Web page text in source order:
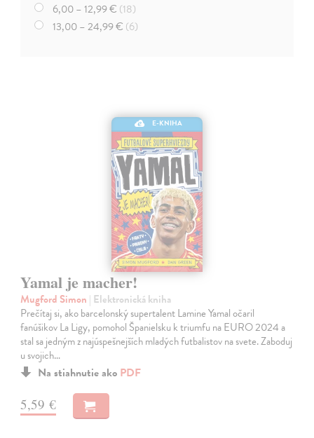
6,00 – 12,99 € (18)
13,00 – 24,99 € (6)
E-KNIHA
Yamal je macher!
Mugford Simon | Elektronická kniha
Prečítaj si, ako barcelonský supertalent Lamine Yamal očaril
fanúšikov La Ligy, pomohol Španielsku k triumfu na EURO 2024 a
stal sa jedným z najúspešnejších mladých futbalistov na svete. Zaboduj
u svojich…
Na stiahnutie ako PDF
5,59 €